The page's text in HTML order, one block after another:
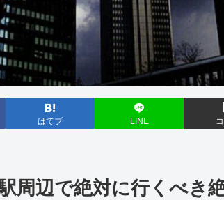
はてブ LINE
周辺で絶対に行くべき